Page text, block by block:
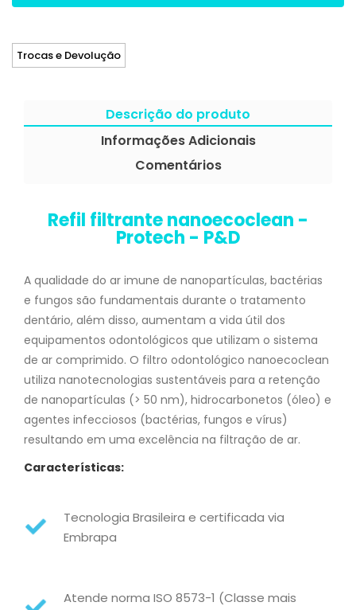
Trocas e Devolução
Descrição do produto
Informações Adicionais
Comentários
Refil filtrante nanoecoclean -
Protech - P&D
A qualidade do ar imune de nanopartículas, bactérias
e fungos são fundamentais durante o tratamento
dentário, além disso, aumentam a vida útil dos
equipamentos odontológicos que utilizam o sistema
de ar comprimido. O filtro odontológico nanoecoclean
utiliza nanotecnologias sustentáveis para a retenção
de nanopartículas (> 50 nm), hidrocarbonetos (óleo) e
agentes infecciosos (bactérias, fungos e vírus)
resultando em uma excelência na filtração de ar.
Características:
Tecnologia Brasileira e certificada via
Embrapa
Atende norma ISO 8573-1 (Classe mais